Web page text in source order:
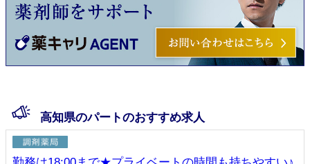
高知県のパートのおすすめ求人